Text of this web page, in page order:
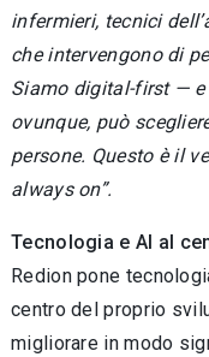
infermieri, tecnici
che intervengono di
Siamo digital-first — e
ovunque, può
persone. Questo è il
always on”.
Tecnologia e AI al
Redion pone
centro del proprio
migliorare in modo